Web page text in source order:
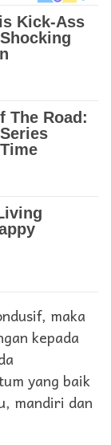
maka
kepada
yang baik
mandiri dan